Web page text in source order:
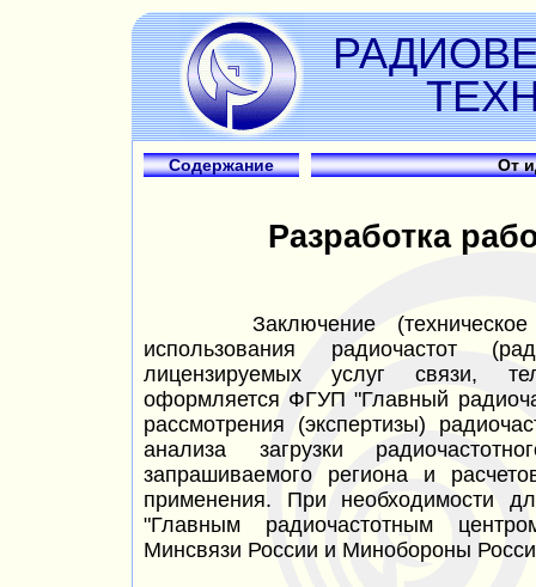
Содержание От
Разработка
Заключение (техническое
использования радиочастот
лицензируемых услуг связи,
оформляется ФГУП "Главный
рассмотрения (экспертизы)
анализа загрузки
запрашиваемого региона и
применения. При необходимости
"Главным радиочастотным
Минсвязи России и Минобороны